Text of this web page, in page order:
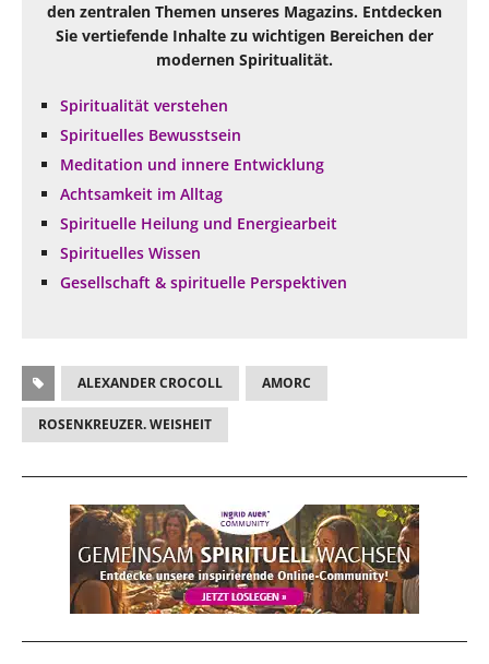
den zentralen Themen unseres Magazins. Entdecken
Sie vertiefende Inhalte zu wichtigen Bereichen der
modernen Spiritualität.
Spiritualität verstehen
Spirituelles Bewusstsein
Meditation und innere Entwicklung
Achtsamkeit im Alltag
Spirituelle Heilung und Energiearbeit
Spirituelles Wissen
Gesellschaft & spirituelle Perspektiven
ALEXANDER CROCOLL AMORC
ROSENKREUZER. WEISHEIT